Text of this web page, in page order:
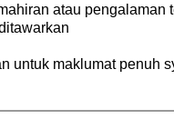
atau pengalaman
untuk maklumat penuh